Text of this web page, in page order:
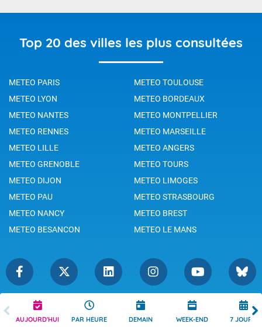
AUJOURD'HUI PAR HEURE DEMAIN WEEK-END 7 JOURS
Top 20 des villes les plus consultées
METEO PARIS
METEO TOULOUSE
METEO LYON
METEO BORDEAUX
METEO NANTES
METEO MONTPELLIER
METEO RENNES
METEO MARSEILLE
METEO LILLE
METEO ANGERS
METEO GRENOBLE
METEO TOURS
METEO DIJON
METEO LIMOGES
METEO PAU
METEO STRASBOURG
METEO NANCY
METEO BREST
METEO BESANCON
METEO LE MANS